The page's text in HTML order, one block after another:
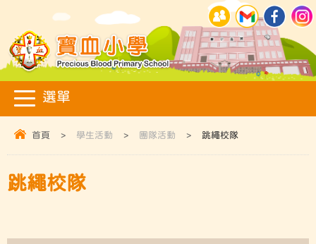
首頁 > 學生活動 > 團隊活動 > 跳繩校隊
跳繩校隊